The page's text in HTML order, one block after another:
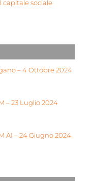
capitale sociale
– 4 Ottobre 2024
– 23 Luglio 2024
AI – 24 Giugno 2024